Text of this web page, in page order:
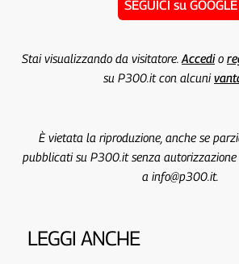
SEGUICI su GOOGLE
Stai visualizzando da visitatore. Accedio
su P300.it con alcuni
È vietata la riproduzione, anche se
pubblicati su P300.it senza
a info@p300.it.
LEGGI ANCHE